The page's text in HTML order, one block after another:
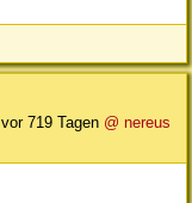
vor 719 Tagen @ nereus